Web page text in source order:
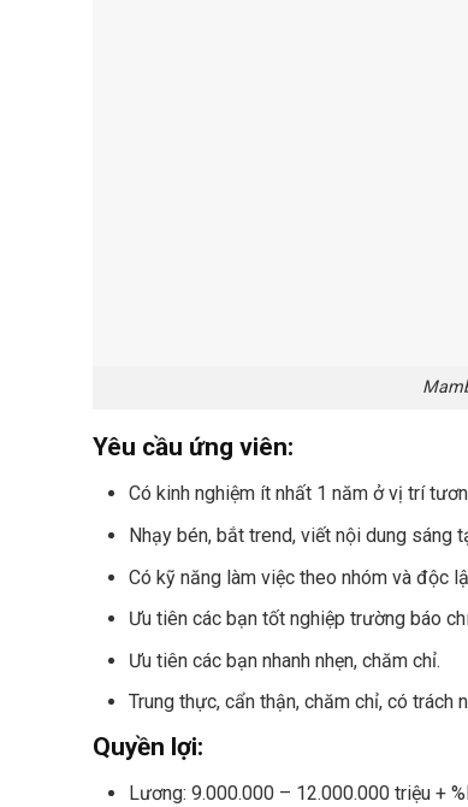
Yêu cầu ứng viên:
Có kinh nghiệm ít nhất 1 năm ở vị trí
Nhạy bén, bắt trend, viết nội dung sáng
Có kỹ năng làm việc theo nhóm và độc
Ưu tiên các bạn tốt nghiệp trường báo
Ưu tiên các bạn nhanh nhẹn, chăm chỉ.
Trung thực, cẩn thận, chăm chỉ, có trách
Quyền lợi:
Lương: 9.000.000 – 12.000.000 triệu +